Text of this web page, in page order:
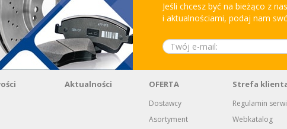
Jeśli chcesz być na bieżąco z
i aktualnościami, podaj nam
Aktualności OFERTA
Dostawcy
Asortyment
Strefa
Regulamin
Webkatalog